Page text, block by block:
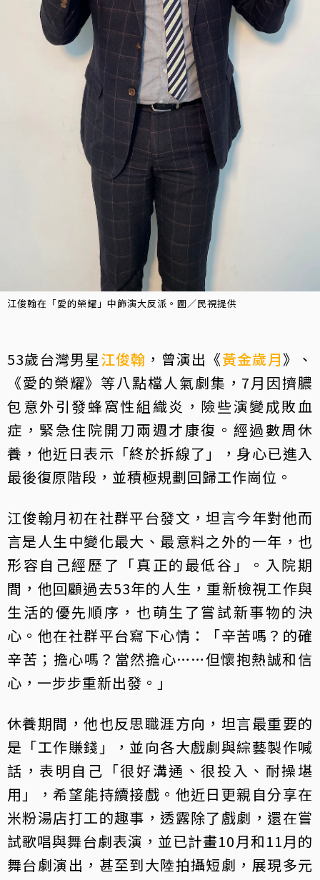
江俊翰在「愛的榮耀」中飾演大反派。圖／民視提供
53歲台灣男星江俊翰 ，曾演出《黃金歲月》、
《愛的榮耀》等八點檔人氣劇集，7月因擠膿
包意外引發蜂窩性組織炎，險些演變成敗血
症，緊急住院開刀兩週才康復。經過數周休
養，他近日表示「終於拆線了」，身心已進入
最後復原階段，並積極規劃回歸工作崗位。
江俊翰月初在社群平台發文，坦言今年對他而
言是人生中變化最大、最意料之外的一年，也
形容自己經歷了「真正的最低谷」。入院期
間，他回顧過去53年的人生，重新檢視工作與
生活的優先順序，也萌生了嘗試新事物的決
心。他在社群平台寫下心情：「辛苦嗎？的確
辛苦；擔心嗎？當然擔心……但懷抱熱誠和信
心，一步步重新出發。」
休養期間，他也反思職涯方向，坦言最重要的
是「工作賺錢」，並向各大戲劇與綜藝製作喊
話，表明自己「很好溝通、很投入、耐操堪
用」，希望能持續接戲。他近日更親自分享在
米粉湯店打工的趣事，透露除了戲劇，還在嘗
試歌唱與舞台劇表演，並已計畫10月和11月的
舞台劇演出，甚至到大陸拍攝短劇，展現多元